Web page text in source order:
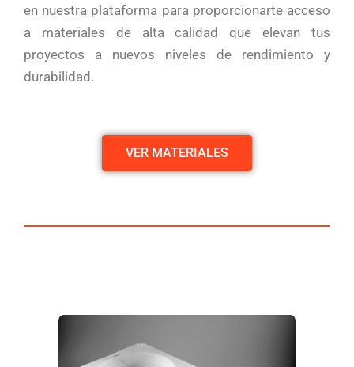
en nuestra plataforma para proporcionarte acceso
a materiales de alta calidad que elevan tus
proyectos a nuevos niveles de rendimiento y
durabilidad.
VER MATERIALES